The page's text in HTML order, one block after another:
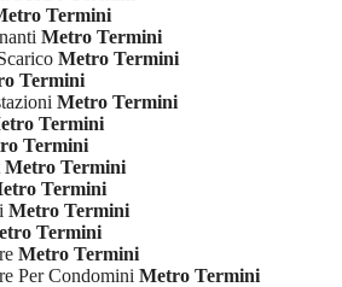
Termini
Metro Termini
Metro Termini
Termini
Metro Termini
Termini
Termini
Metro Termini
Termini
Metro Termini
Termini
Metro Termini
Per Condomini Metro Termini